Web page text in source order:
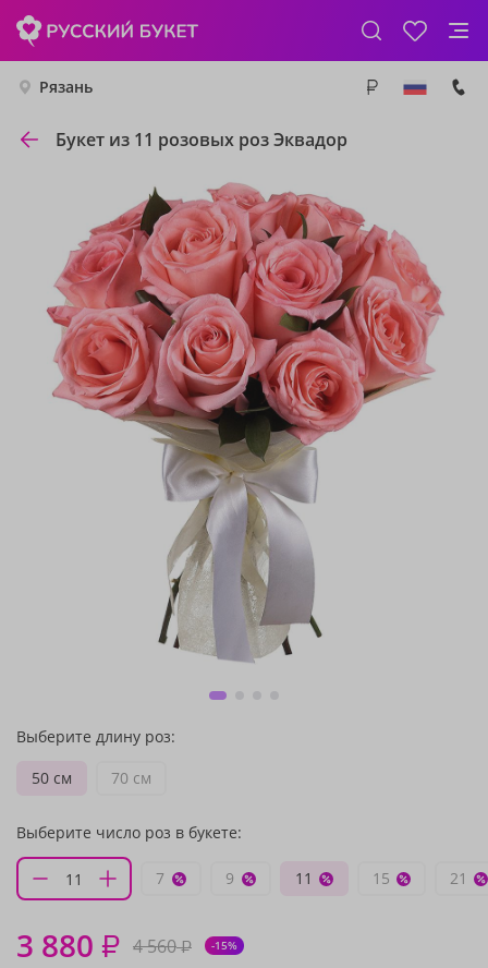
Рязань
Букет из 11 розовых роз Эквадор
Выберите длину роз:
50 см
70 см
Выберите число роз в букете:
7 9 11 15 21
3 880 ₽ 4 560₽ -15%